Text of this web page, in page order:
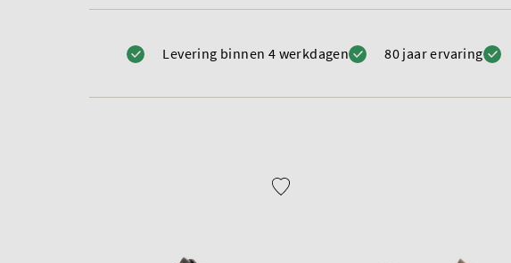
Levering binnen 4 werkdagen 80 jaar ervaring